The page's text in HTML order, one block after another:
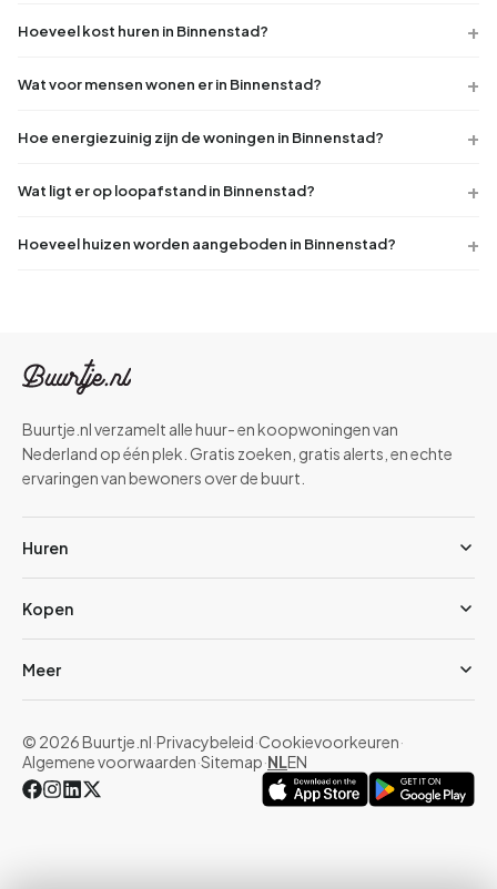
Hoeveel kost huren in Binnenstad?
Wat voor mensen wonen er in Binnenstad?
Hoe energiezuinig zijn de woningen in Binnenstad?
Wat ligt er op loopafstand in Binnenstad?
Hoeveel huizen worden aangeboden in Binnenstad?
Buurtje.nl verzamelt alle huur- en koopwoningen van
Nederland op één plek. Gratis zoeken, gratis alerts, en echte
ervaringen van bewoners over de buurt.
Huren
Kopen
Meer
© 2026 Buurtje.nl·Privacybeleid·Cookievoorkeuren·
Algemene voorwaarden·Sitemap·NLEN